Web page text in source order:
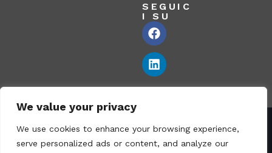
We value your privacy
We use cookies to enhance your browsing experience,
serve personalized ads or content, and analyze our
SEGUIC
I SU
Corazzi Fibre S.r.l. – Via P. Corazzi, 2 – 26100 Cremona –
Italia